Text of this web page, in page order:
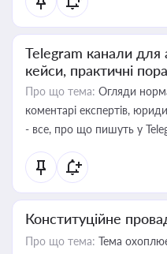
Telegram канали для
кейси, практичні
Про що тема: Огляди
коментарі експертів,
- все, про що пишуть у
Конституційне
Про що тема: Тема